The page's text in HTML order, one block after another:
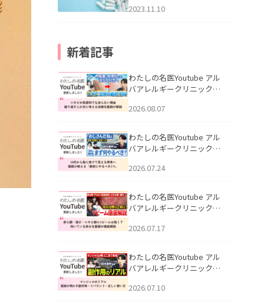
2023.11.10
新着記事
わたしの名医Youtube アル
バアレルギークリニック札
らない理由｜繰り返す人が
説」を公開いたしました。
2026.08.07
わたしの名医Youtube アル
バアレルギークリニック札
える男性へ｜医師が教える
公開いたしました。
2026.07.24
わたしの名医Youtube アル
バアレルギークリニック札
跡にVビームは効く？向いて
説」を公開いたしました。
2026.07.17
わたしの名医Youtube アル
バアレルギークリニック札
医師が明かす副作用・リバ
2026.07.10